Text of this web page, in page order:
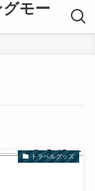
モー
トラベルグッズ